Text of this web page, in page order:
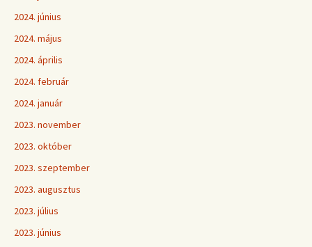
2024. június
2024. május
2024. április
2024. február
2024. január
2023. november
2023. október
2023. szeptember
2023. augusztus
2023. július
2023. június